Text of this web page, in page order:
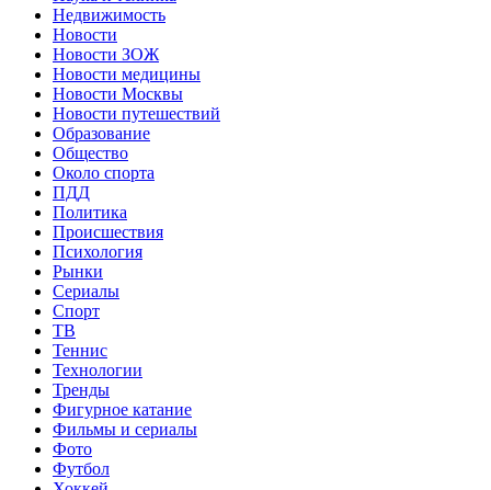
Недвижимость
Новости
Новости ЗОЖ
Новости медицины
Новости Москвы
Новости путешествий
Образование
Общество
Около спорта
ПДД
Политика
Происшествия
Психология
Рынки
Сериалы
Спорт
ТВ
Теннис
Технологии
Тренды
Фигурное катание
Фильмы и сериалы
Фото
Футбол